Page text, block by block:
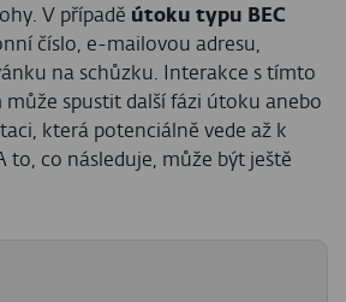
V případě útoku typu BEC
číslo, e-mailovou adresu,
na schůzku. Interakce s tímto
spustit další fázi útoku anebo
která potenciálně vede až k
to, co následuje, může být ještě